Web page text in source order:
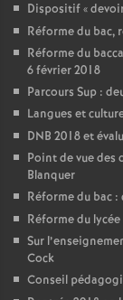
Dispositif «
Réforme du bac,
Réforme du
6 février 2018
Parcours Sup :
Langues et
DNB 2018 et
Point de vue des
Blanquer
Réforme du bac :
Réforme du
Sur
Cock
Conseil